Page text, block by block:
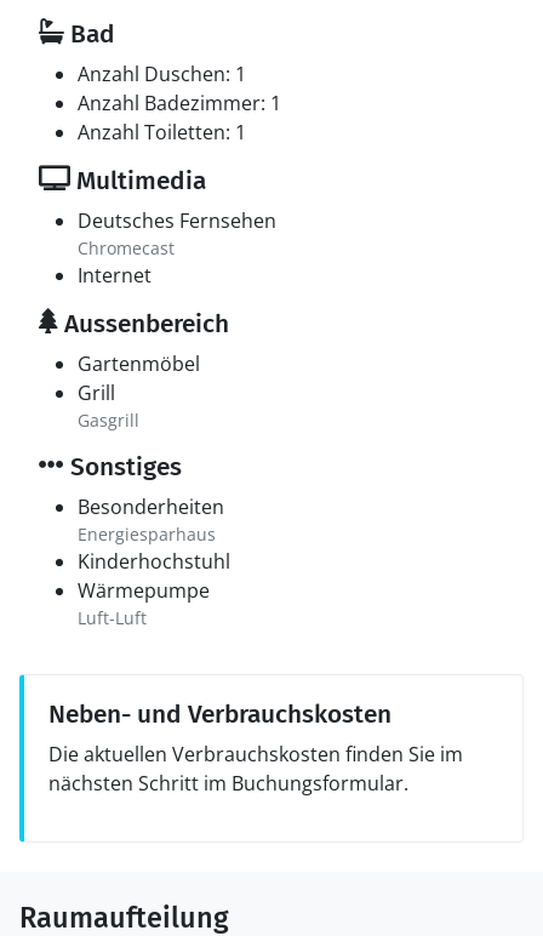
Bad
Anzahl Duschen: 1
Anzahl Badezimmer: 1
Anzahl Toiletten: 1
Multimedia
Deutsches Fernsehen
Chromecast
Internet
Aussenbereich
Gartenmöbel
Grill
Gasgrill
Sonstiges
Besonderheiten
Energiesparhaus
Kinderhochstuhl
Wärmepumpe
Luft-Luft
Neben- und Verbrauchskosten
Die aktuellen Verbrauchskosten finden Sie im
nächsten Schritt im Buchungsformular.
Raumaufteilung